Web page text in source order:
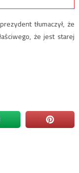
tłumaczył, że
że jest starej